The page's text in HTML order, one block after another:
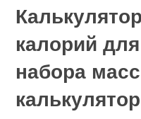
калорий
набора